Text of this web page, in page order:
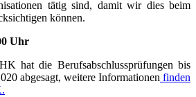
tätig sind, damit wir dies beim
können.
Uhr
hat die Berufsabschlussprüfungen bis
abgesagt, weitere Informationen finden